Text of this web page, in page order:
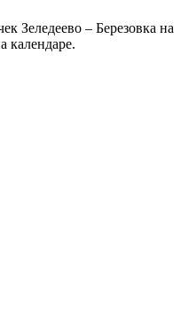
Зеледеево – Березовка на
календаре.